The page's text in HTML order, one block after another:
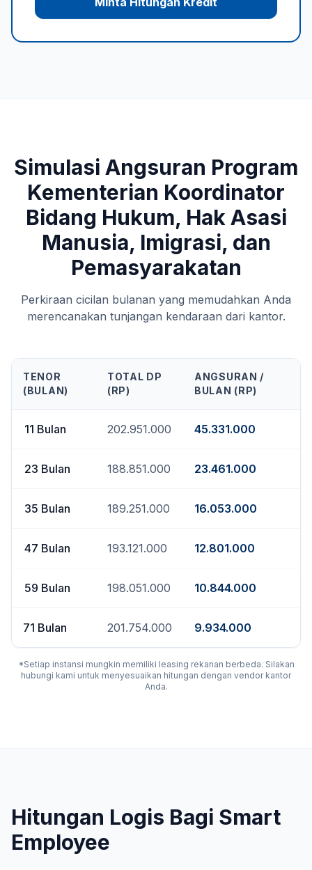
Simulasi Angsuran Program
Kementerian Koordinator
Bidang Hukum, Hak Asasi
Manusia, Imigrasi, dan
Pemasyarakatan
Perkiraan cicilan bulanan yang memudahkan Anda
merencanakan tunjangan kendaraan dari kantor.
TENOR
(BULAN)
TOTAL DP
(RP)
ANGSURAN /
BULAN (RP)
11 Bulan 202.951.000 45.331.000
23 Bulan 188.851.000 23.461.000
35 Bulan 189.251.000 16.053.000
47 Bulan 193.121.000 12.801.000
59 Bulan 198.051.000 10.844.000
71 Bulan 201.754.000 9.934.000
*Setiap instansi mungkin memiliki leasing rekanan berbeda. Silakan
hubungi kami untuk menyesuaikan hitungan dengan vendor kantor
Anda.
Hitungan Logis Bagi Smart
Employee